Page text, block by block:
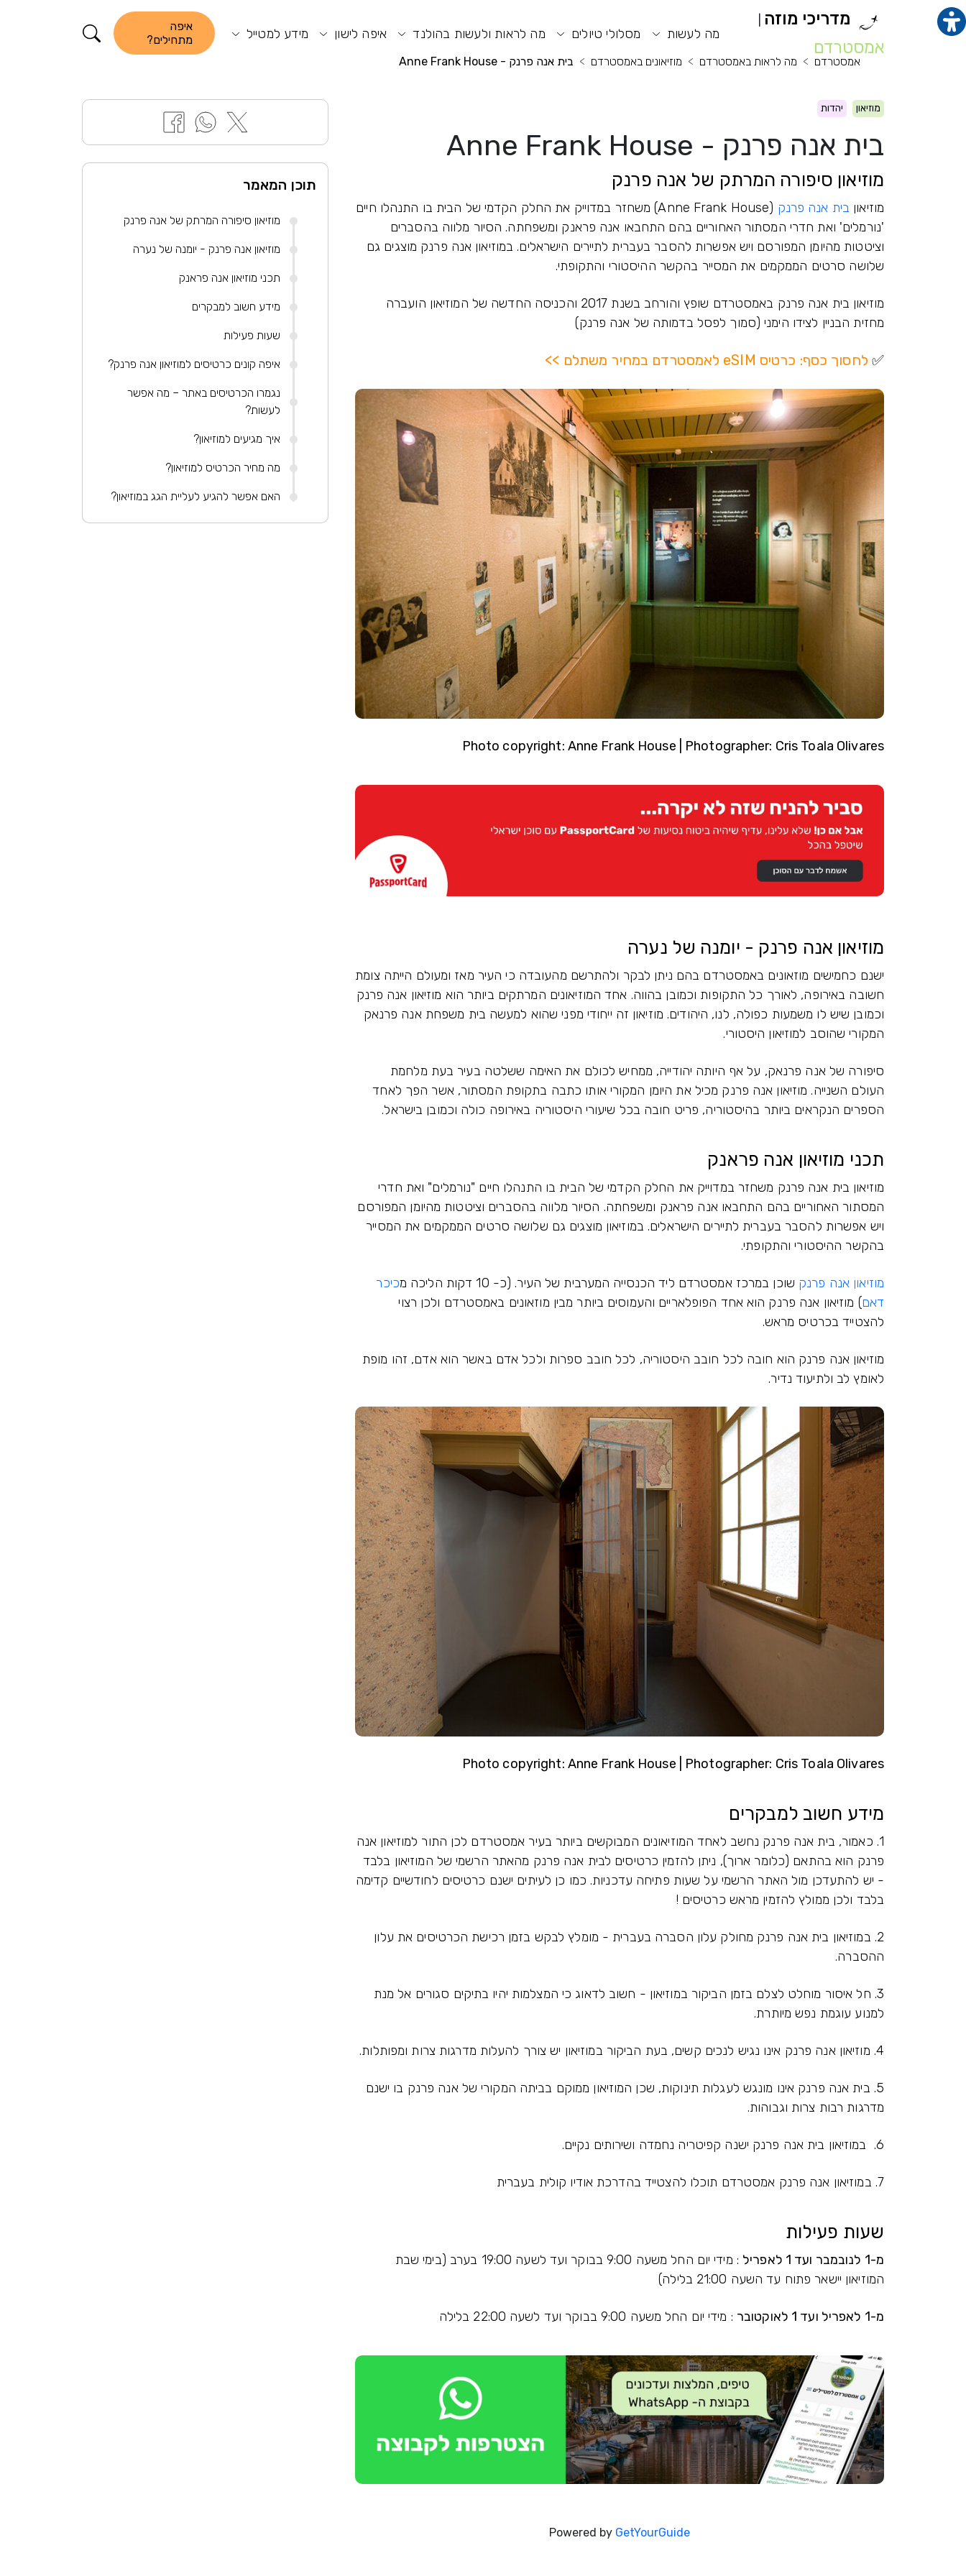
מדריכי מוזה
אמסטרדם
מה לעשות מסלולי טיולים מה לראות ולעשות בהולנד איפה לישון מידע למטייל
איפה
מתחילים?
אמסטרדם
מה לראות באמסטרדם מוזיאונים באמסטרדם בית אנה פרנק - Anne Frank House
מוזיאון יהדות
בית אנה פרנק - Anne Frank House
מוזיאון סיפורה המרתק של אנה פרנק
מוזיאון בית אנה פרנק
(Anne Frank House) משחזר במדוייק את החלק הקדמי של הבית בו התנהלו חיים
'נורמלים' ואת חדרי המסתור האחוריים בהם התחבאו אנה פראנק ומשפחתה. הסיור מלווה בהסברים
וציטטות מהיומן המפורסם ויש אפשרות להסבר בעברית לתיירים הישראלים. במוזיאון אנה פרנק מוצגים גם
שלושה סרטים הממקמים את המסייר בהקשר ההיסטורי והתקופתי.
מוזיאון בית אנה פרנק באמסטרדם שופץ והורחב בשנת 2017 והכניסה החדשה של המוזיאון הועברה
מחזית הבניין לצידו הימני (סמוך לפסל בדמותה של אנה פרנק)
✅ לחסוך כסף: כרטיס eSIM לאמסטרדם במחיר משתלם >>
Photo copyright: Anne Frank House | Photographer: Cris Toala Olivares
מוזיאון אנה פרנק - יומנה של נערה
ישנם כחמישים מוזאונים באמסטרדם בהם ניתן לבקר ולהתרשם מהעובדה כי העיר מאז ומעולם הייתה צומת
חשובה באירופה, לאורך כל התקופות וכמובן בהווה. אחד המוזיאונים המרתקים ביותר הוא מוזיאון אנה פרנק
וכמובן שיש לו משמעות כפולה, לנו, היהודים. מוזיאון זה ייחודי מפני שהוא למעשה בית משפחת אנה פרנאק
המקורי שהוסב למוזיאון היסטורי.
סיפורה של אנה פרנאק, על אף היותה יהודייה, ממחיש לכולם את האימה ששלטה בעיר בעת מלחמת
העולם השנייה. מוזיאון אנה פרנק מכיל את היומן המקורי אותו כתבה בתקופת המסתור, אשר הפך לאחד
הספרים הנקראים ביותר בהיסטוריה, פריט חובה בכל שיעורי היסטוריה באירופה כולה וכמובן בישראל.
תכני מוזיאון אנה פראנק
מוזיאון בית אנה פרנק משחזר במדוייק את החלק הקדמי של הבית בו התנהלו חיים "נורמלים" ואת חדרי
המסתור האחוריים בהם התחבאו אנה פראנק ומשפחתה. הסיור מלווה בהסברים וציטטות מהיומן המפורסם
ויש אפשרות להסבר בעברית לתיירים הישראלים. במוזיאון מוצגים גם שלושה סרטים הממקמים את המסייר
בהקשר ההיסטורי והתקופתי.
מוזיאון אנה פרנק שוכן במרכז אמסטרדם ליד הכנסייה המערבית של העיר. (כ- 10 דקות הליכה מ
כיכר
דאם) מוזיאון אנה פרנק הוא אחד הפופלאריים והעמוסים ביותר מבין מוזאונים באמסטרדם ולכן רצוי
להצטייד בכרטיס מראש.
מוזיאון אנה פרנק הוא חובה לכל חובב היסטוריה, לכל חובב ספרות ולכל אדם באשר הוא אדם, זהו מופת
לאומץ לב ולתיעוד נדיר.
Photo copyright: Anne Frank House | Photographer: Cris Toala Olivares
מידע חשוב למבקרים
1. כאמור, בית אנה פרנק נחשב לאחד המוזיאונים המבוקשים ביותר בעיר אמסטרדם לכן התור למוזיאון אנה
פרנק הוא בהתאם (כלומר ארוך), ניתן להזמין כרטיסים לבית אנה פרנק מהאתר הרשמי של המוזיאון בלבד
- יש להתעדכן מול האתר הרשמי על שעות פתיחה עדכניות. כמו כן לעיתים ישנם כרטיסים לחודשיים קדימה
בלבד ולכן ממולץ להזמין מראש כרטיסים !
2. במוזיאון בית אנה פרנק מחולק עלון הסברה בעברית - מומלץ לבקש בזמן רכישת הכרטיסים את עלון
ההסברה.
3. חל איסור מוחלט לצלם בזמן הביקור במוזיאון - חשוב לדאוג כי המצלמות יהיו בתיקים סגורים אל מנת
למנוע עוגמת נפש מיותרת.
4. מוזיאון אנה פרנק אינו נגיש לנכים קשים, בעת הביקור במוזיאון יש צורך להעלות מדרגות צרות ומפותלות.
5. בית אנה פרנק אינו מונגש לעגלות תינוקות, שכן המוזיאון ממוקם בביתה המקורי של אנה פרנק בו ישנם
מדרגות רבות צרות וגבוהות.
6. במוזיאון בית אנה פרנק ישנה קפיטריה נחמדה ושירותים נקיים.
7. במוזיאון אנה פרנק אמסטרדם תוכלו להצטייד בהדרכת אודיו קולית בעברית
שעות פעילות
מ-1 לנובמבר ועד 1 לאפריל
: מידי יום החל משעה 9:00 בבוקר ועד לשעה 19:00 בערב (בימי שבת
המוזיאון יישאר פתוח עד השעה 21:00 בלילה)
מ-1 לאפריל ועד 1 לאוקטובר : מידי יום החל משעה 9:00 בבוקר ועד לשעה 22:00 בלילה
Powered by GetYourGuide
תוכן המאמר
מוזיאון סיפורה המרתק של אנה פרנק
מוזיאון אנה פרנק - יומנה של נערה
תכני מוזיאון אנה פראנק
מידע חשוב למבקרים
שעות פעילות
איפה קונים כרטיסים למוזיאון אנה פרנק?
נגמרו הכרטיסים באתר – מה אפשר
לעשות?
איך מגיעים למוזיאון?
מה מחיר הכרטיס למוזיאון?
האם אפשר להגיע לעליית הגג במוזיאון?
קורא התוכן